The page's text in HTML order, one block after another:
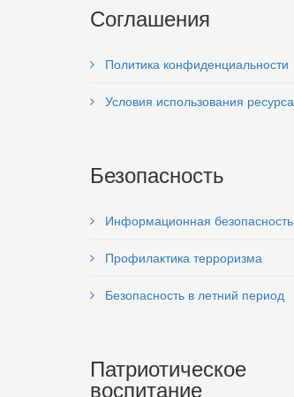
Соглашения
Политика конфиденциальности
Условия использования ресурса
Безопасность
Информационная безопасность
Профилактика терроризма
Безопасность в летний период
Патриотическое
воспитание